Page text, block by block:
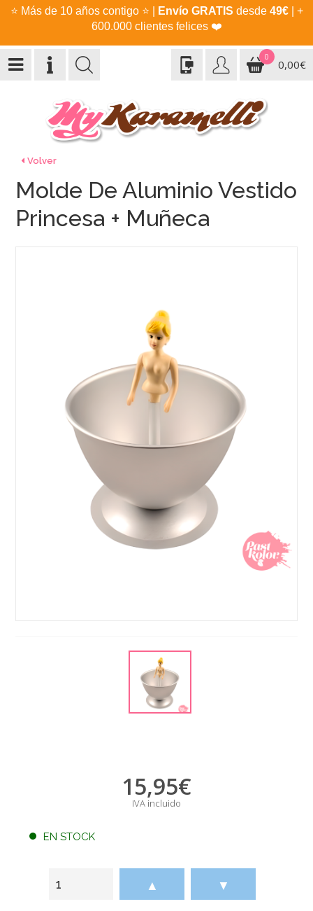
⭐ Más de 10 años contigo ⭐ Envío GRATIS desde 49€| +
600.000 clientes felices ❤️
0
0,00€
Volver
Molde De Aluminio Vestido
Princesa + Muñeca
15,95€
IVA incluido
EN STOCK
▲ ▼